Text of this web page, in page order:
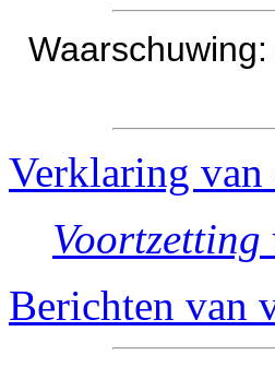
Verklaring van
Voortzetting
Berichten van